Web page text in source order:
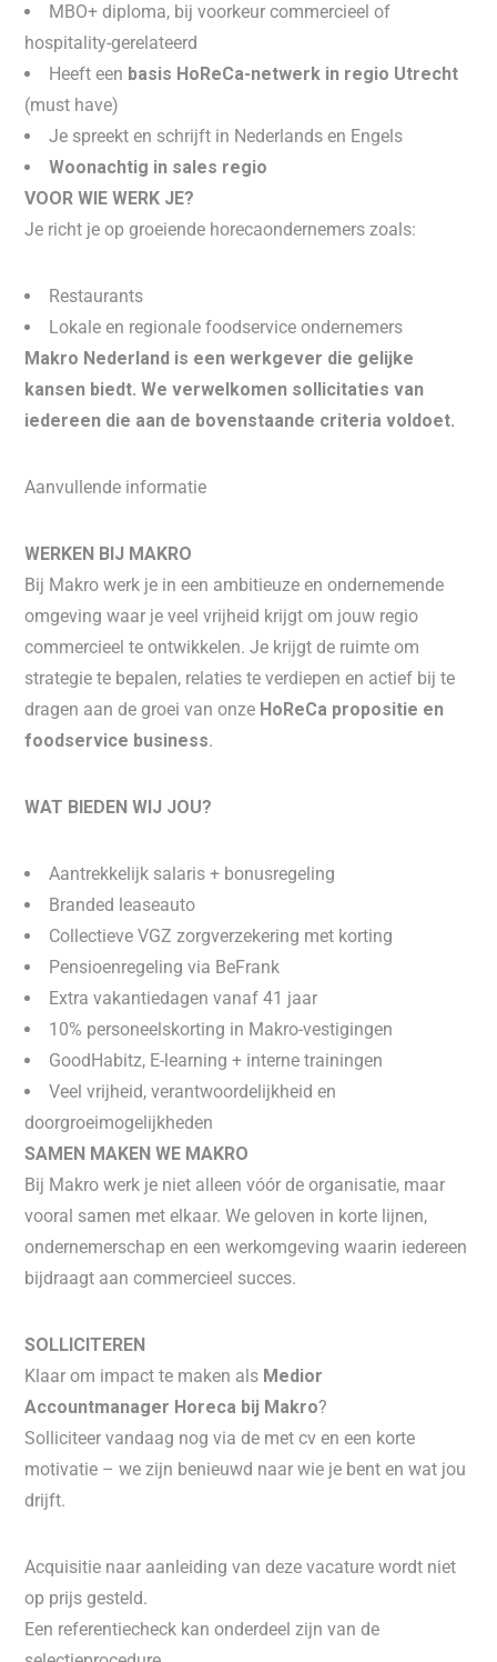
MBO+ diploma, bij voorkeur commercieel of
hospitality-gerelateerd
Heeft een basis HoReCa-netwerk in regio Utrecht
(must have)
Je spreekt en schrijft in Nederlands en Engels
Woonachtig in sales regio
VOOR WIE WERK JE?
Je richt je op groeiende horecaondernemers zoals:
Restaurants
Lokale en regionale foodservice ondernemers
Makro Nederland is een werkgever die gelijke
kansen biedt. We verwelkomen sollicitaties van
iedereen die aan de bovenstaande criteria voldoet.
Aanvullende informatie
WERKEN BIJ MAKRO
Bij Makro werk je in een ambitieuze en ondernemende
omgeving waar je veel vrijheid krijgt om jouw regio
commercieel te ontwikkelen. Je krijgt de ruimte om
strategie te bepalen, relaties te verdiepen en actief bij te
dragen aan de groei van onze HoReCa propositie en
foodservice business.
WAT BIEDEN WIJ JOU?
Aantrekkelijk salaris + bonusregeling
Branded leaseauto
Collectieve VGZ zorgverzekering met korting
Pensioenregeling via BeFrank
Extra vakantiedagen vanaf 41 jaar
10% personeelskorting in Makro-vestigingen
GoodHabitz, E-learning + interne trainingen
Veel vrijheid, verantwoordelijkheid en
doorgroeimogelijkheden
SAMEN MAKEN WE MAKRO
Bij Makro werk je niet alleen vóór de organisatie, maar
vooral samen met elkaar. We geloven in korte lijnen,
ondernemerschap en een werkomgeving waarin iedereen
bijdraagt aan commercieel succes.
SOLLICITEREN
Klaar om impact te maken als Medior
Accountmanager Horeca bij Makro?
Solliciteer vandaag nog via de met cv en een korte
motivatie – we zijn benieuwd naar wie je bent en wat jou
drijft.
Acquisitie naar aanleiding van deze vacature wordt niet
op prijs gesteld.
Een referentiecheck kan onderdeel zijn van de